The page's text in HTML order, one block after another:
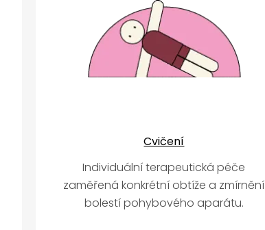
Cvičení
Individuální terapeutická péče
zaměřená konkrétní obtíže a zmírnění
bolestí pohybového aparátu.